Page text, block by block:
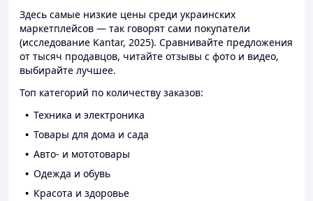
Здесь самые низкие цены среди украинских
маркетплейсов — так говорят сами покупатели
(исследование Kantar, 2025). Сравнивайте предложения
от тысяч продавцов, читайте отзывы с фото и видео,
выбирайте лучшее.
Топ категорий по количеству заказов:
Техника и электроника
Товары для дома и сада
Авто- и мототовары
Одежда и обувь
Красота и здоровье